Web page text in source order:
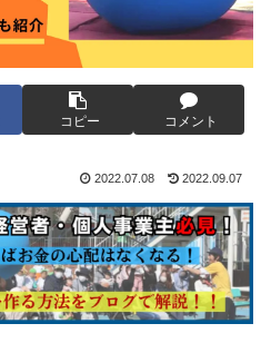
コピー コメント
2022.07.08 2022.09.07